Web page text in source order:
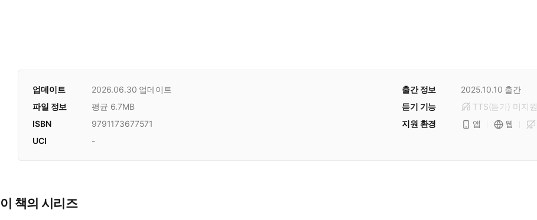
업데이트 2026.06.30 업데이트 출간 정보 2025.10.10 출간
듣기 기능
TTS(듣기) 미지원
파일 정보
평균 6.7MB
지원 환경
앱 웹
ISBN
9791173677571
UCI
-
이 책의 시리즈